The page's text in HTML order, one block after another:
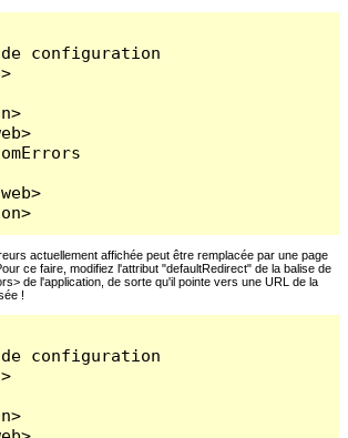
configuration
actuellement affichée peut être remplacée par une page
ce faire, modifiez l'attribut "defaultRedirect" de la balise de
de l'application, de sorte qu'il pointe vers une URL de la
!
configuration